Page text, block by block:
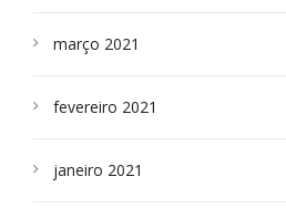
março 2021
fevereiro 2021
janeiro 2021